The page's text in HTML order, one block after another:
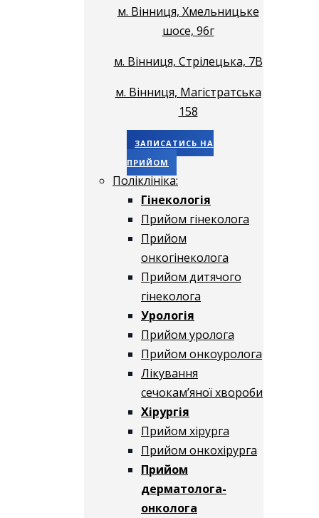
м. Вінниця, Хмельницьке
шосе, 96г
м. Вінниця, Стрілецька, 7В
м. Вінниця, Магістратська
158
ЗАПИСАТИСЬ НА
ПРИЙОМ
Поліклініка:
Гінекологія
Прийом гінеколога
Прийом
онкогінеколога
Прийом дитячого
гінеколога
Урологія
Прийом уролога
Прийом онкоуролога
Лікування
сечокам’яної хвороби
Хірургія
Прийом хірурга
Прийом онкохірурга
Прийом
дерматолога-
онколога